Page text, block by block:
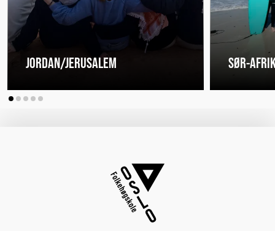
JORDAN/JERUSALEM SØR-